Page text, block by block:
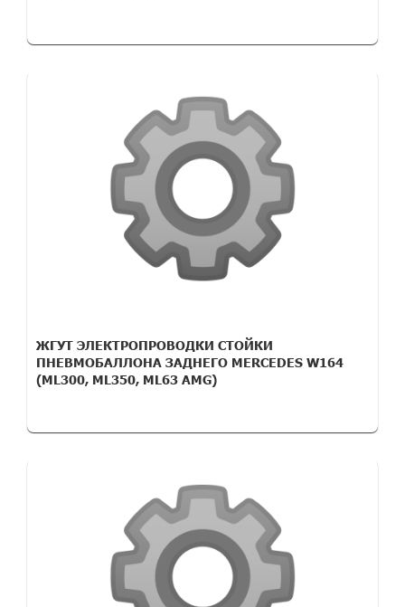
ЖГУТ ЭЛЕКТРОПРОВОДКИ СТОЙКИ
ПНЕВМОБАЛЛОНА ЗАДНЕГО MERCEDES W164
(ML300, ML350, ML63 AMG)